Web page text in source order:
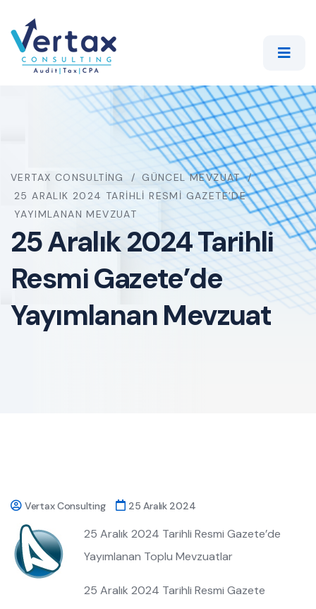
VERTAX CONSULTING
GÜNCEL MEVZUAT
25 ARALIK 2024 TARIHLI RESMI GAZETE’DE
YAYIMLANAN MEVZUAT
25 Aralık 2024 Tarihli
Resmi Gazete’de
Yayımlanan Mevzuat
Vertax Consulting 25 Aralık 2024
25 Aralık 2024 Tarihli Resmi Gazete’de
Yayımlanan Toplu Mevzuatlar
25 Aralık 2024 Tarihli Resmi Gazete